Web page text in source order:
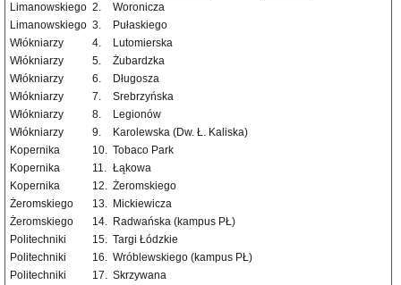
Limanowskiego 2.
Woronicza
Limanowskiego 3.
Pułaskiego
Włókniarzy
4.
Lutomierska
Włókniarzy
5.
Żubardzka
Włókniarzy
6.
Długosza
Włókniarzy
7.
Srebrzyńska
Włókniarzy
8.
Legionów
Włókniarzy
9.
Karolewska (Dw. Ł. Kaliska)
Kopernika
10. Tobaco Park
Kopernika
11. Łąkowa
Kopernika
12. Żeromskiego
Żeromskiego
13. Mickiewicza
Żeromskiego
14. Radwańska (kampus PŁ)
Politechniki
15. Targi Łódzkie
Politechniki
16. Wróblewskiego (kampus PŁ)
Politechniki
17. Skrzywana